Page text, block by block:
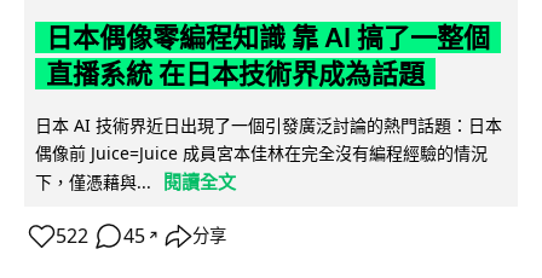
日本偶像零編程知識 靠 AI 搞了一整個
直播系統 在日本技術界成為話題
日本 AI 技術界近日出現了一個引發廣泛討論的熱門話題：日本
偶像前 Juice=Juice 成員宮本佳林在完全沒有編程經驗的情況
下，僅憑藉與...
閱讀全文
522 45 ↗ 分享